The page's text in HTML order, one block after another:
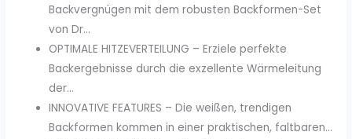
Backvergnügen mit dem robusten Backformen-Set
von Dr...
OPTIMALE HITZEVERTEILUNG – Erziele perfekte
Backergebnisse durch die exzellente Wärmeleitung
der...
INNOVATIVE FEATURES – Die weißen, trendigen
Backformen kommen in einer praktischen, faltbaren...